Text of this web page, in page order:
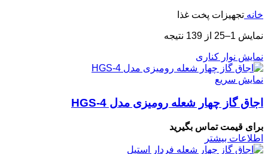
خانه تجهیزات پخت غذا
نمایش 1–25 از 139 نتیجه
نمایش نوار کناری
نمایش سریع
اجاق گاز چهار شعله رومیزی مدل HGS-4
برای قیمت تماس بگیرید
اطلاعات بیشتر